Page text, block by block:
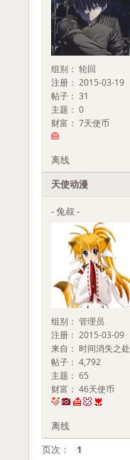
组别： 轮回
注册： 2015-03-19
帖子： 31
主题： 0
财富： 7天使币
离线
天使动漫
- 兔叔 -
组别： 管理员
注册： 2015-03-09
来自： 时间消失之处
帖子： 4,792
主题： 65
财富： 46天使币
离线
页次：
1